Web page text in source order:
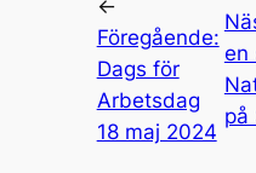
←
Föregående:
Dags för
Arbetsdag
18 maj 2024
en
på